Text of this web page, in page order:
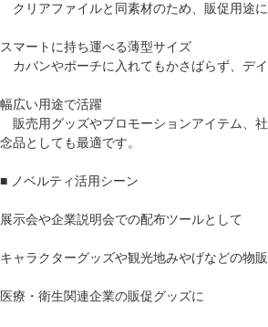
クリアファイルと同素材のため、販促用途に
スマートに持ち運べる薄型サイズ
カバンやポーチに入れてもかさばらず、デイ
幅広い用途で活躍
販売用グッズやプロモーションアイテム、
念品としても最適です。
■ ノベルティ活用シーン
展示会や企業説明会での配布ツールとして
キャラクターグッズや観光地みやげなどの物
医療・衛生関連企業の販促グッズに